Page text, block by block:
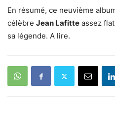
En résumé, ce neuvième
célèbre Jean Lafitte assez
sa légende. A lire.